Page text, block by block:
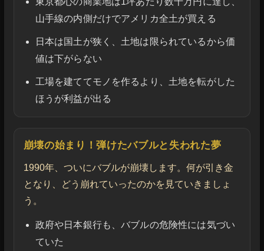
山手線の内側だけでアメリカ全土が買える
日本は国土が狭く、土地は限られているから価
値は下がらない
工場を建ててモノを作るより、土地を転がした
ほうが利益が出る
崩壊の始まり！弾けたバブルと失われた夢
1990年、ついにバブルが崩壊します。何が引き金
となり、どう崩れていったのかを見ていきましょ
う。
政府や日本銀行も、バブルの危険性には気づい
ていた